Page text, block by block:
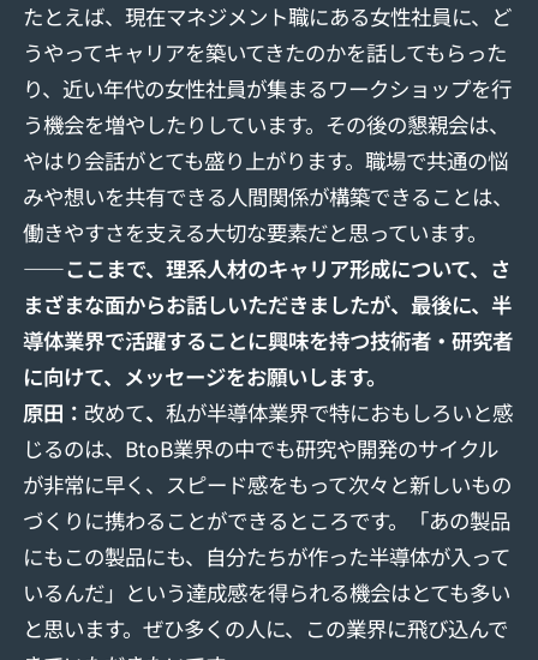
たとえば、現在マネジメント職にある女性社員に、ど
うやってキャリアを築いてきたのかを話してもらった
り、近い年代の女性社員が集まるワークショップを行
う機会を増やしたりしています。その後の懇親会は、
やはり会話がとても盛り上がります。職場で共通の悩
みや想いを共有できる人間関係が構築できることは、
働きやすさを支える大切な要素だと思っています。
――ここまで、理系人材のキャリア形成について、さ
まざまな面からお話しいただきましたが、最後に、半
導体業界で活躍することに興味を持つ技術者・研究者
に向けて、メッセージをお願いします。
原田： 改めて、私が半導体業界で特におもしろいと感
じるのは、BtoB業界の中でも研究や開発のサイクル
が非常に早く、スピード感をもって次々と新しいもの
づくりに携わることができるところです。「あの製品
にもこの製品にも、自分たちが作った半導体が入って
いるんだ」という達成感を得られる機会はとても多い
と思います。ぜひ多くの人に、この業界に飛び込んで